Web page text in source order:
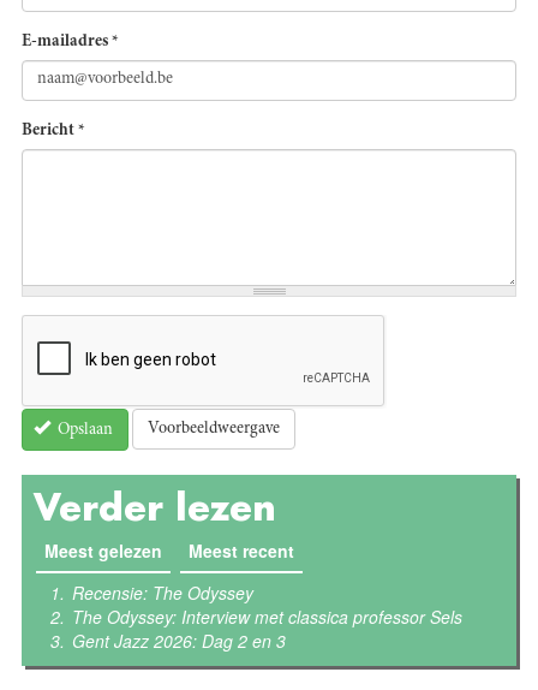
E-mailadres *
Bericht *
Opslaan Voorbeeldweergave
Verder lezen
Meest gelezen (actieve tabblad)
Meest recent
Recensie: The Odyssey
The Odyssey: Interview met classica professor Sels
Gent Jazz 2026: Dag 2 en 3